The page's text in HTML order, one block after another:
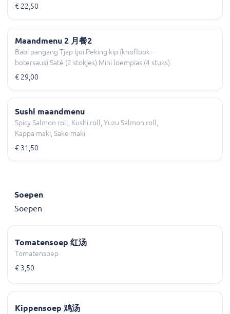
€ 22,50
Maandmenu 2 月餐2
Babi pangang Tjap tjoi Peking kip (knoflook -
botersaus) Saté (2 stokjes) Mini loempias (4 stuks)
€ 29,00
Sushi maandmenu
Spicy Salmon roll, Kushi roll, Yuzu Salmon roll,
Kappa maki, Sake maki
€ 31,50
Soepen
Soepen
Tomatensoep 红汤
Tomatensoep
€ 3,50
Kippensoep 鸡汤